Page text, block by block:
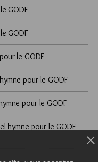
GODF
GODF
le GODF
pour le GODF
pour le GODF
hymne pour le GODF